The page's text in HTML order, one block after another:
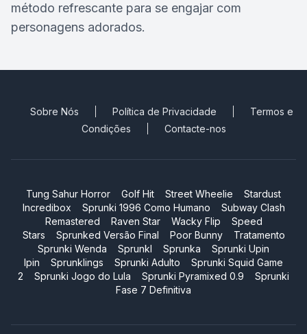
método refrescante para se engajar com
personagens adorados.
Sobre Nós Política de Privacidade
Termos e
Condições
Contacte-nos
Tung Sahur Horror Golf Hit Street Wheelie
Stardust
Incredibox
Sprunki 1996 Como Humano
Subway Clash
Remastered
Raven Star Wacky Flip
Speed
Stars
Sprunked Versão Final Poor Bunny
Tratamento
Sprunki Wenda
Sprunkl Sprunka
Sprunki Upin
Ipin
Sprunklings Sprunki Adulto
Sprunki Squid Game
2
Sprunki Jogo do Lula Sprunki Pyramixed 0.9
Sprunki
Fase 7 Definitiva